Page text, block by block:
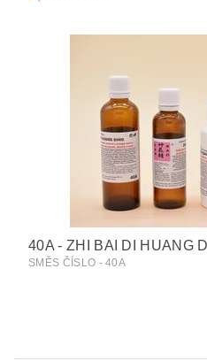
40A - ZHI BAI DI HUANG
SMĚS ČÍSLO - 40A